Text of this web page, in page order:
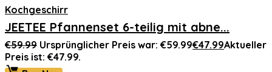
Kochgeschirr
JEETEE Pfannenset 6-teilig mit abne...
€59.99 Ursprünglicher Preis war: €59.99€47.99Aktueller
Preis ist: €47.99.